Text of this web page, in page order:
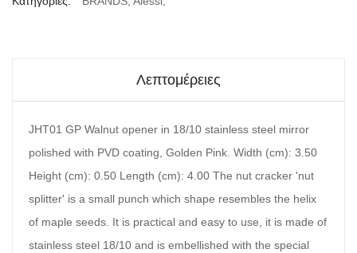
Λεπτομέρειες
JHT01 GP Walnut opener in 18/10 stainless steel mirror
polished with PVD coating, Golden Pink. Width (cm): 3.50
Height (cm): 0.50 Length (cm): 4.00 The nut cracker 'nut
splitter' is a small punch which shape resembles the helix
of maple seeds. It is practical and easy to use, it is made of
stainless steel 18/10 and is embellished with the special